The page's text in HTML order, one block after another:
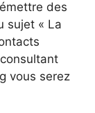
des
sujet « La
vous serez